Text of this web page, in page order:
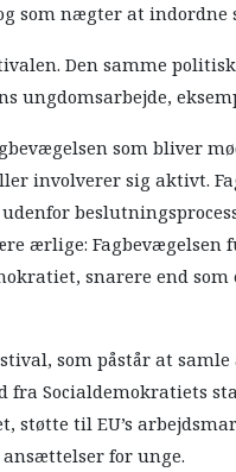
som nægter at
Den samme
ungdomsarbejde,
som bliver
involverer sig aktivt.
ærlige: Fagbevægelsen
snarere end
som påstår at
fra Socialdemokratiets
støtte til EU’s
for unge.